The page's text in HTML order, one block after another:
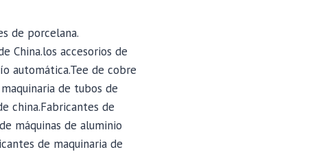
de porcelana.
China.los accesorios de
automática.Tee de cobre
de tubos de
china.Fabricantes de
máquinas de aluminio
de maquinaria de